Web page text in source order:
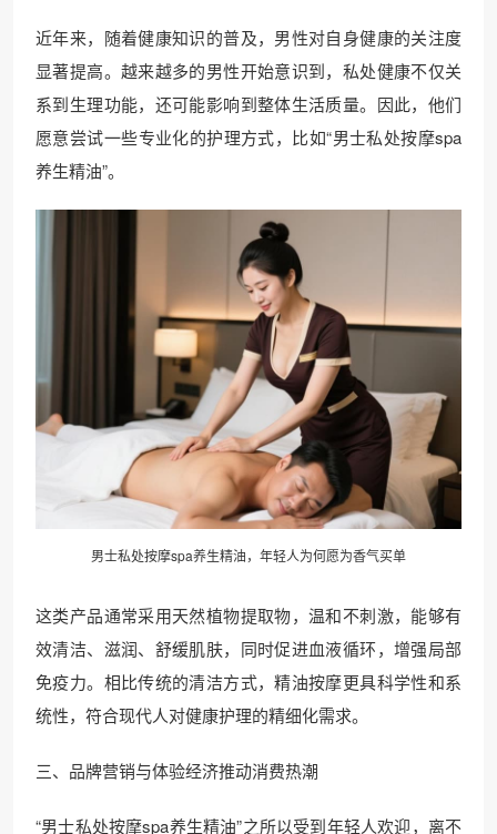
近年来，随着健康知识的普及，男性对自身健康的关注度
显著提高。越来越多的男性开始意识到，私处健康不仅关
系到生理功能，还可能影响到整体生活质量。因此，他们
愿意尝试一些专业化的护理方式，比如“男士私处按摩spa
养生精油”。
男士私处按摩spa养生精油，年轻人为何愿为香气买单
这类产品通常采用天然植物提取物，温和不刺激，能够有
效清洁、滋润、舒缓肌肤，同时促进血液循环，增强局部
免疫力。相比传统的清洁方式，精油按摩更具科学性和系
统性，符合现代人对健康护理的精细化需求。
三、品牌营销与体验经济推动消费热潮
“男士私处按摩spa养生精油”之所以受到年轻人欢迎，离不